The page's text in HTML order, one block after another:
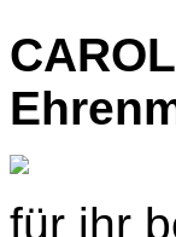
für ihr